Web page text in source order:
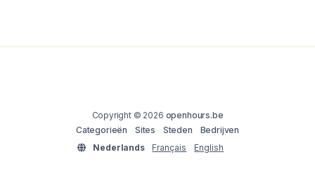
Copyright © 2026 openhours.be
Categorieën
Sites Steden
Bedrijven
Nederlands
Français English